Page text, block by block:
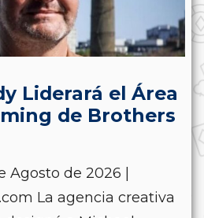
Liderará el Área
de Brothers
Agosto de 2026 |
La agencia creativa